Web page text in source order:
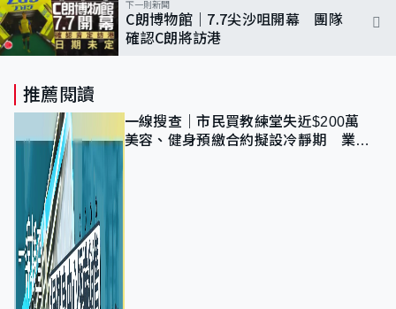
下一則新聞
C朗博物館｜7.7尖沙咀開幕 團隊
確認C朗將訪港
推薦閱讀
一線搜查｜市民買教練堂失近$200萬
美容、健身預繳合約擬設冷靜期 業界